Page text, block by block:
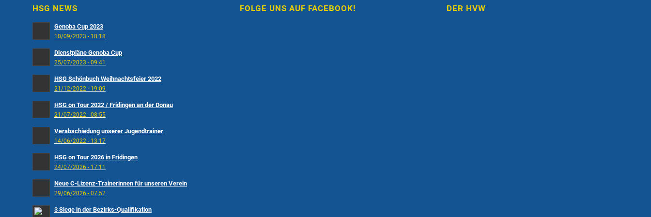
HSG NEWS
Genoba Cup 2023
10/09/2023 - 18:18
Dienstpläne Genoba Cup
25/07/2023 - 09:41
HSG Schönbuch Weihnachtsfeier 2022
21/12/2022 - 19:09
HSG on Tour 2022 / Fridingen an der Donau
21/07/2022 - 08:55
Verabschiedung unserer Jugendtrainer
14/06/2022 - 13:17
HSG on Tour 2026 in Fridingen
24/07/2026 - 17:11
Neue C-Lizenz-Trainerinnen für unseren Verein
29/06/2026 - 07:52
3 Siege in der Bezirks-Qualifikation
FOLGE UNS AUF FACEBOOK! DER HVW